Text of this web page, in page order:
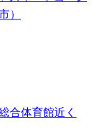
）
合体育館近く